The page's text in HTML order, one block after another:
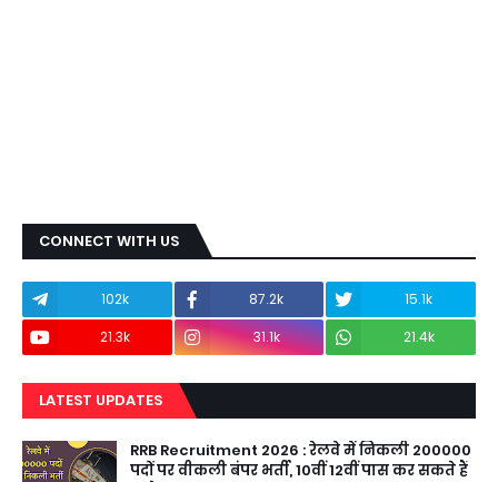
CONNECT WITH US
102k 87.2k
15.1k
21.3k
31.1k 21.4k
LATEST UPDATES
RRB Recruitment 2026 : रेलवे में निकली 200000
पदों पर वीकली बंपर भर्ती, 10वीं 12वीं पास कर सकते हैं